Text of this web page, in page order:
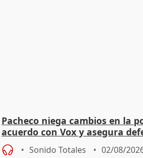
Pacheco niega cambios en la
acuerdo con Vox y asegura
Sonido Totales 02/08/